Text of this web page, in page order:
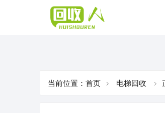
当前位置： 首页 电梯回收